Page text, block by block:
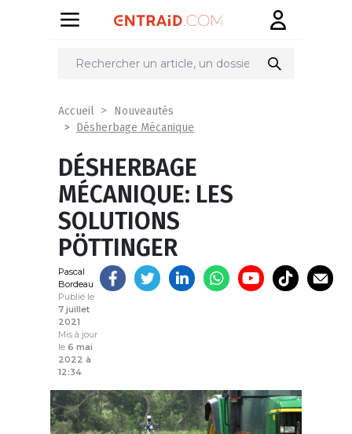
Partager
Accueil
Nouveautés
Désherbage Mécanique
DÉSHERBAGE
MÉCANIQUE: LES
SOLUTIONS
PÖTTINGER
Pascal
Bordeau
Publié le
7 juillet
2021
Mis à jour
le 6 mai
2022 à
12:34